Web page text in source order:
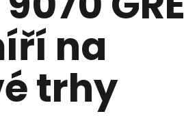
na
trhy